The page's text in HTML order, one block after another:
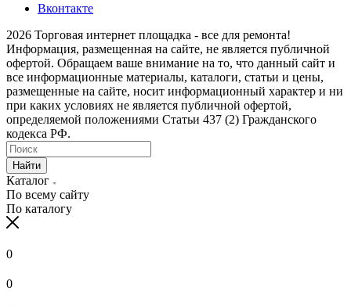
Вконтакте
2026 Торговая интернет площадка - все для ремонта!
Информация, размещенная на сайте, не является публичной
офертой. Обращаем ваше внимание на то, что данный сайт и
все информационные материалы, каталоги, статьи и цены,
размещенные на сайте, носит информационный характер и ни
при каких условиях не является публичной офертой,
определяемой положениями Статьи 437 (2) Гражданского
кодекса РФ.
Найти
Каталог
По всему сайту
По каталогу
0
0